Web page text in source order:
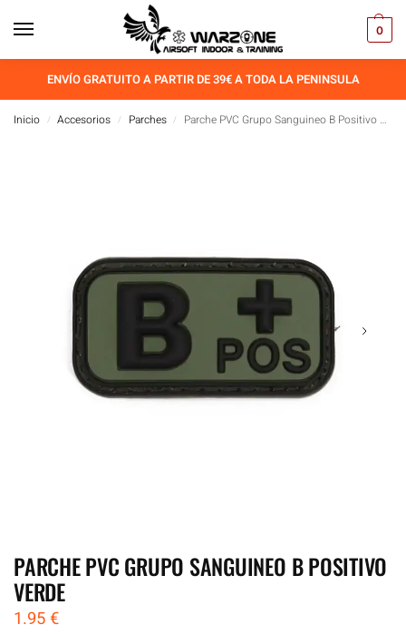
0
ENVÍO GRATUITO A PARTIR DE 39€ A TODA LA PENINSULA
Inicio / Accesorios / Parches / Parche PVC Grupo Sanguineo B Positivo Verde
PARCHE PVC GRUPO SANGUINEO B POSITIVO
VERDE
1.95€